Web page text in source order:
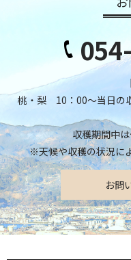
桃・梨 10：00～当日の
収穫期間中
※天候や収穫の状況に
お問